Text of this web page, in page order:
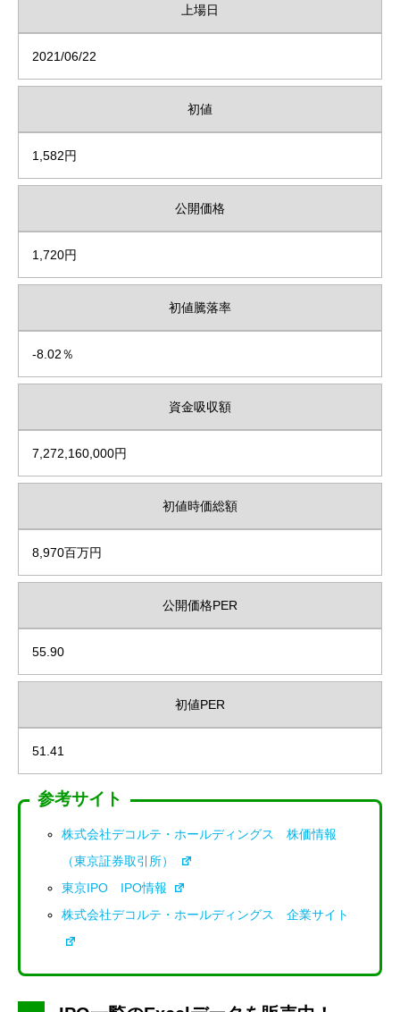
上場日
2021/06/22
初値
1,582円
公開価格
1,720円
初値騰落率
-8.02％
資金吸収額
7,272,160,000円
初値時価総額
8,970百万円
公開価格PER
55.90
初値PER
51.41
参考サイト
株式会社デコルテ・ホールディングス 株価情報
（東京証券取引所）
東京IPO IPO情報
株式会社デコルテ・ホールディングス 企業サイト